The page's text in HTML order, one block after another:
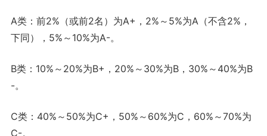
A类：前2%（或前2名）为A+，2%～5%为A（不含2%，
下同），5%～10%为A-。
B类：10%～20%为B+，20%～30%为B，30%～40%为B
-。
C类：40%～50%为C+，50%～60%为C，60%～70%为
C-。